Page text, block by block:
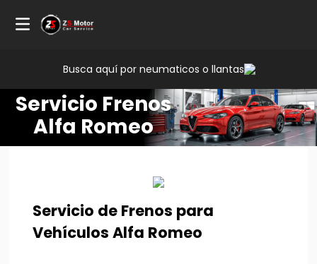
Busca aquí por neumaticos o llantas
Servicio Frenos
Alfa Romeo
Servicio de Frenos para
Vehículos Alfa Romeo